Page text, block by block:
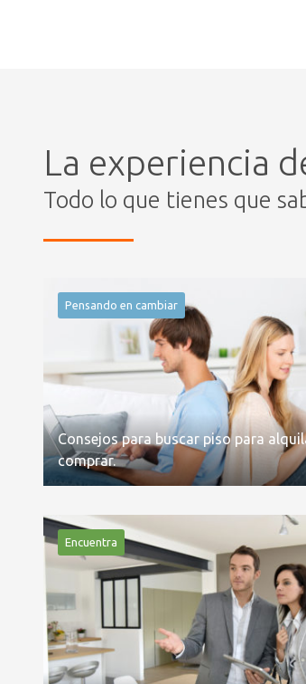
La experiencia
Todo lo que tienes que
Pensando en cambiar
Consejos para buscar piso para
comprar.
Encuentra